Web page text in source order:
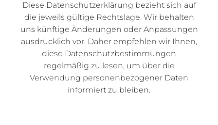
Diese Datenschutzerklärung bezieht sich auf
die jeweils gültige Rechtslage. Wir behalten
uns künftige Änderungen oder Anpassungen
ausdrücklich vor. Daher empfehlen wir Ihnen,
diese Datenschutzbestimmungen
regelmäßig zu lesen, um über die
Verwendung personenbezogener Daten
informiert zu bleiben.